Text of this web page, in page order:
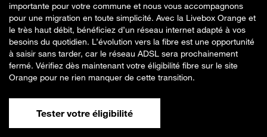
importante pour votre commune et nous vous accompagnons
pour une migration en toute simplicité. Avec la Livebox Orange et
le très haut débit, bénéficiez d’un réseau internet adapté à vos
besoins du quotidien. L’évolution vers la fibre est une opportunité
à saisir sans tarder, car le réseau ADSL sera prochainement
fermé. Vérifiez dès maintenant votre éligibilité fibre sur le site
Orange pour ne rien manquer de cette transition.
Tester votre éligibilité